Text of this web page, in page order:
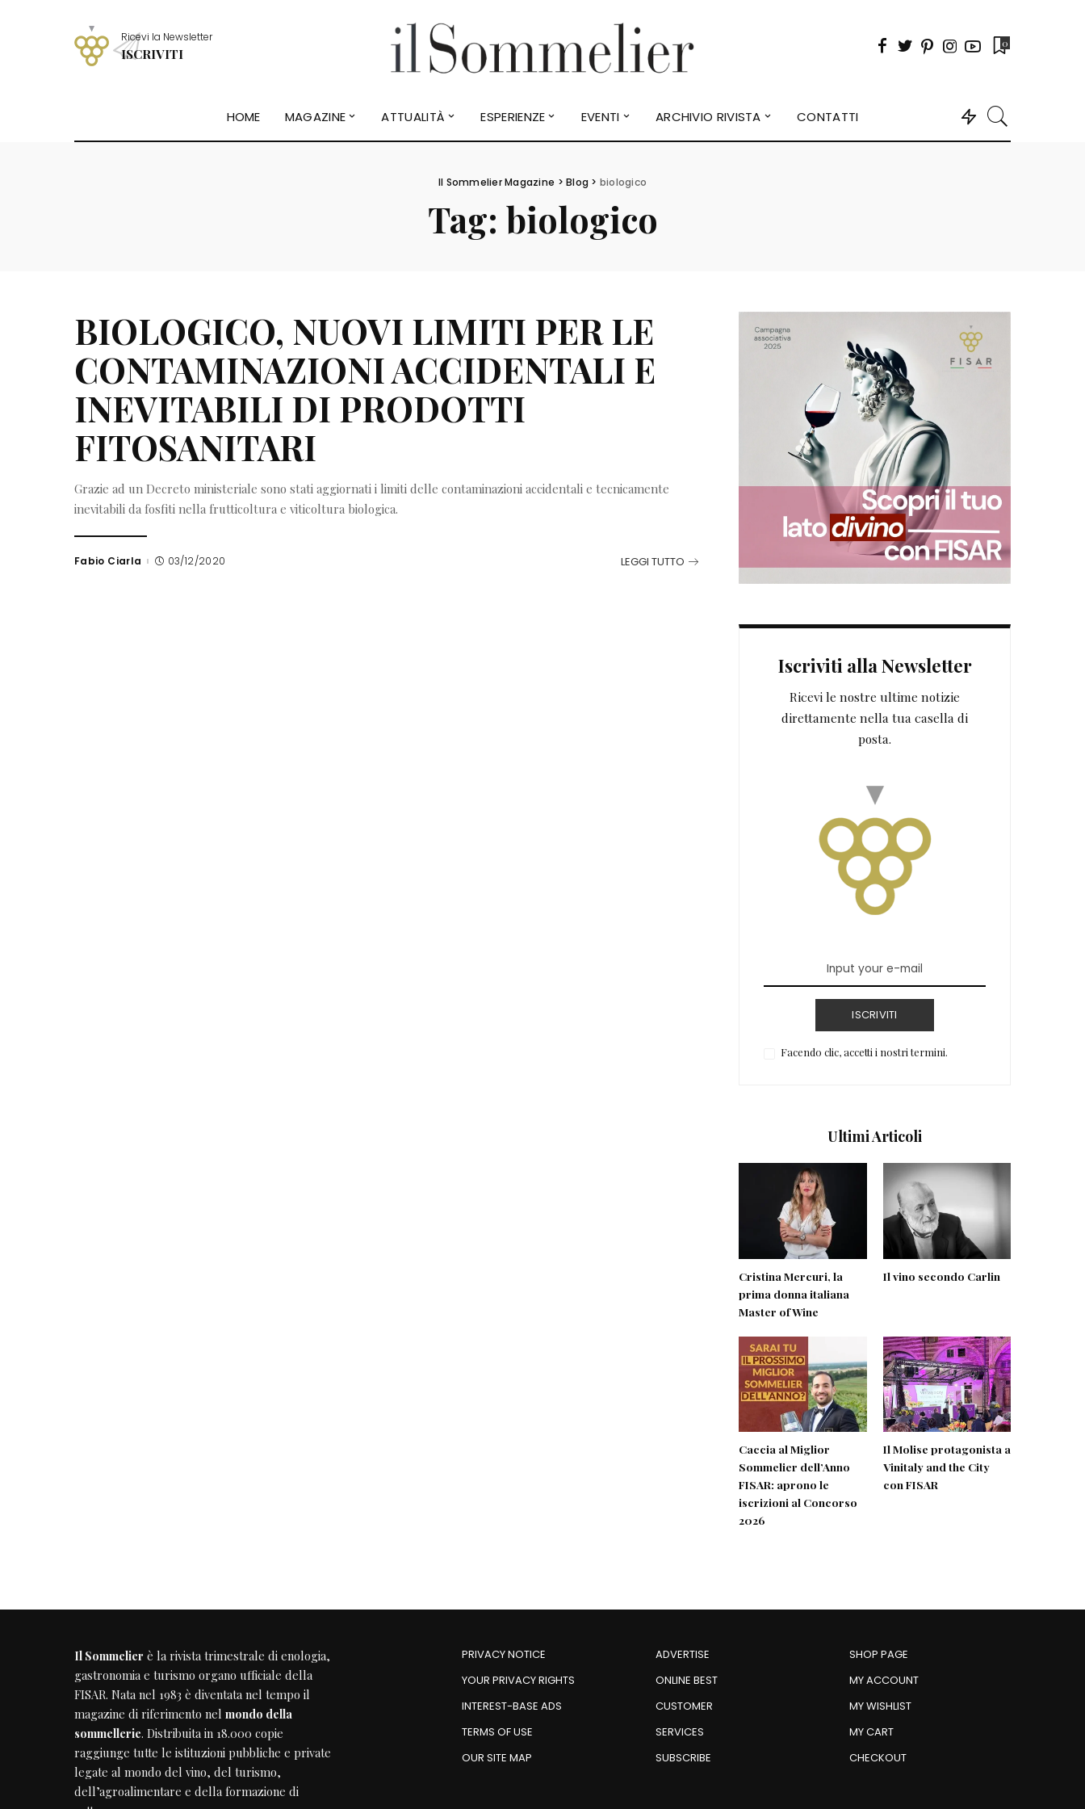
Ricevi la Newsletter
ISCRIVITI
0
HOME MAGAZINE ATTUALITÀ ESPERIENZE EVENTI ARCHIVIO RIVISTA CONTATTI
Il Sommelier Magazine >Blog > biologico
Tag: biologico
BIOLOGICO, NUOVI LIMITI PER LE
CONTAMINAZIONI ACCIDENTALI E
INEVITABILI DI PRODOTTI
FITOSANITARI
Grazie ad un Decreto ministeriale sono stati aggiornati i limiti delle contaminazioni accidentali e tecnicamente
inevitabili da fosfiti nella frutticoltura e viticoltura biologica.
Posted
Fabio Ciarla 03/12/2020 LEGGI TUTTO
Iscriviti alla Newsletter
Ricevi le nostre ultime notizie
direttamente nella tua casella di
posta.
ISCRIVITI
Facendo clic, accetti i nostri termini.
Ultimi Articoli
Cristina Mercuri, la
prima donna italiana
Master of Wine
Il vino secondo Carlin
Caccia al Miglior
Sommelier dell’Anno
FISAR: aprono le
iscrizioni al Concorso
2026
Il Molise protagonista a
Vinitaly and the City
con FISAR
Il Sommelier è la rivista trimestrale di enologia,
gastronomia e turismo organo ufficiale della
FISAR. Nata nel 1983 è diventata nel tempo il
magazine di riferimento nel mondo della
sommellerie. Distribuita in 18.000 copie
raggiunge tutte le istituzioni pubbliche e private
legate al mondo del vino, del turismo,
dell’agroalimentare e della formazione di
PRIVACY NOTICE
YOUR PRIVACY RIGHTS
INTEREST-BASE ADS
TERMS OF USE
OUR SITE MAP
ADVERTISE
ONLINE BEST
CUSTOMER
SERVICES
SUBSCRIBE
SHOP PAGE
MY ACCOUNT
MY WISHLIST
MY CART
CHECKOUT